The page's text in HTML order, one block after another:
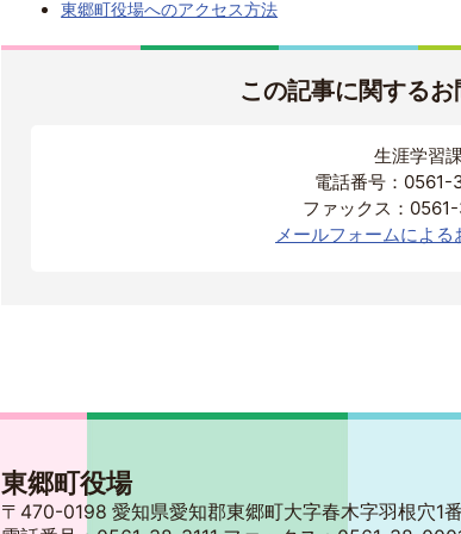
東郷町役場へのアクセス方法
この記事に関する
生涯学習
電話番号：0561-
ファックス：
メールフォームによる
東郷町役場
〒470-0198 愛知県愛知郡東郷町大字春木字羽根穴1